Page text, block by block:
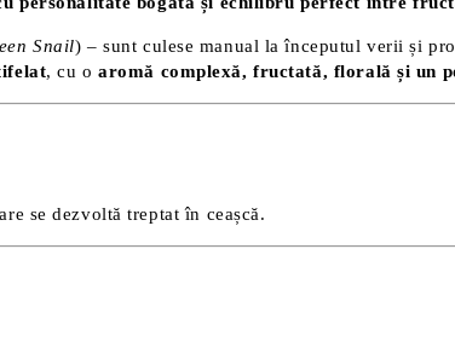
Snail) – sunt culese manual la începutul verii și
, cu oaromă complexă, fructată, florală și un
se dezvoltă treptat în ceașcă.